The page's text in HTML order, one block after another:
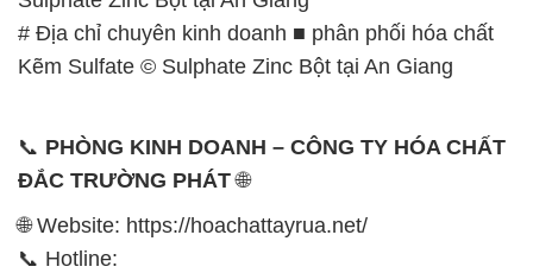
# Địa chỉ chuyên kinh doanh ■ phân phối hóa chất
Kẽm Sulfate © Sulphate Zinc Bột tại An Giang
📞 PHÒNG KINH DOANH – CÔNG TY HÓA CHẤT
ĐẮC TRƯỜNG PHÁT🌐
🌐 Website: https://hoachattayrua.net/
📞 Hotline: